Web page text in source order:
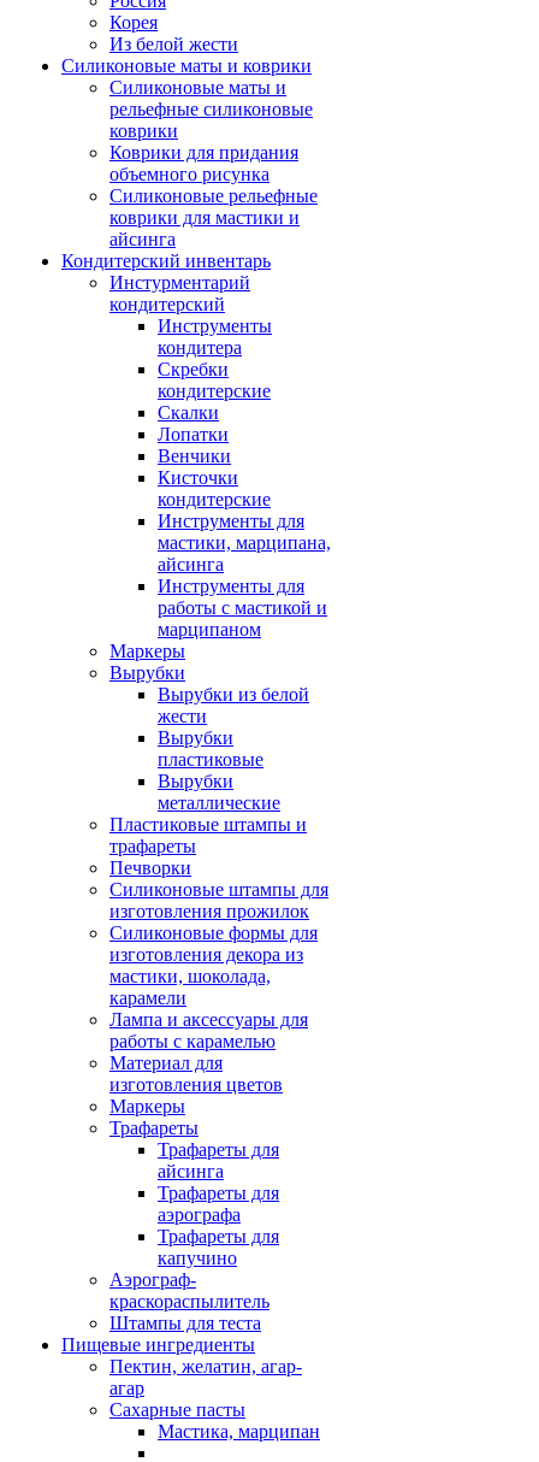
Корея
Из белой жести
Силиконовые маты и коврики
Силиконовые маты и
рельефные силиконовые
коврики
Коврики для придания
объемного рисунка
Силиконовые рельефные
коврики для мастики и
айсинга
Кондитерский инвентарь
Инстурментарий
кондитерский
Инструменты
кондитера
Скребки
кондитерские
Скалки
Лопатки
Венчики
Кисточки
кондитерские
Инструменты для
мастики, марципана,
айсинга
Инструменты для
работы с мастикой и
марципаном
Маркеры
Вырубки
Вырубки из белой
жести
Вырубки
пластиковые
Вырубки
металлические
Пластиковые штампы и
трафареты
Печворки
Силиконовые штампы для
изготовления прожилок
Силиконовые формы для
изготовления декора из
мастики, шоколада,
карамели
Лампа и аксессуары для
работы с карамелью
Материал для
изготовления цветов
Маркеры
Трафареты
Трафареты для
айсинга
Трафареты для
аэрографа
Трафареты для
капучино
Аэрограф-
краскораспылитель
Штампы для теста
Пищевые ингредиенты
Пектин, желатин, агар-
агар
Сахарные пасты
Мастика, марципан